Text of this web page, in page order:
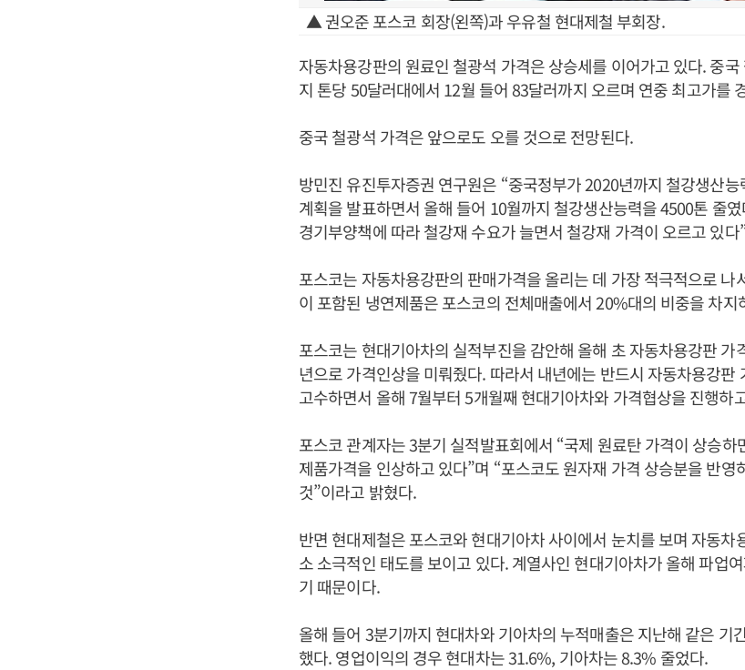
▲ 권오준 포스코 회장(왼쪽)과 우유철 현대제철 부회장.
자동차용강판의 원료인 철광석 가격은 상승세를 이어가고 있다. 중
지 톤당 50달러대에서 12월 들어 83달러까지 오르며 연중 최고가를
중국 철광석 가격은 앞으로도 오를 것으로 전망된다.
방민진 유진투자증권 연구원은 “중국정부가 2020년까지 철강생산
계획을 발표하면서 올해 들어 10월까지 철강생산능력을 4500톤 줄
경기부양책에 따라 철강재 수요가 늘면서 철강재 가격이 오르고 있다
포스코는 자동차용강판의 판매가격을 올리는 데 가장 적극적으로 나
이 포함된 냉연제품은 포스코의 전체매출에서 20%대의 비중을 차지
포스코는 현대기아차의 실적부진을 감안해 올해 초 자동차용강판 가
년으로 가격인상을 미뤄줬다. 따라서 내년에는 반드시 자동차용강판
고수하면서 올해 7월부터 5개월째 현대기아차와 가격협상을 진행하
포스코 관계자는 3분기 실적발표회에서 “국제 원료탄 가격이 상승하
제품가격을 인상하고 있다”며 “포스코도 원자재 가격 상승분을 반영
것”이라고 밝혔다.
반면 현대제철은 포스코와 현대기아차 사이에서 눈치를 보며 자동차
소 소극적인 태도를 보이고 있다. 계열사인 현대기아차가 올해 파업
기 때문이다.
올해 들어 3분기까지 현대차와 기아차의 누적매출은 지난해 같은 기
했다. 영업이익의 경우 현대차는 31.6%, 기아차는 8.3% 줄었다.